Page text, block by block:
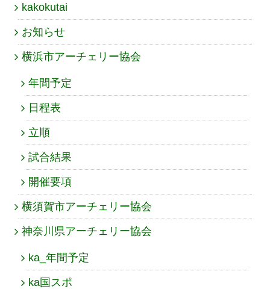
kakokutai
お知らせ
横浜市アーチェリー協会
年間予定
日程表
立順
試合結果
開催要項
横須賀市アーチェリー協会
神奈川県アーチェリー協会
ka_年間予定
ka国スポ